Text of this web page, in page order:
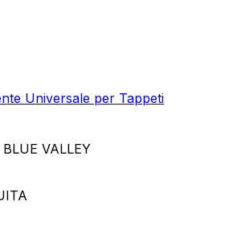
Universale per Tappeti
BLUE VALLEY